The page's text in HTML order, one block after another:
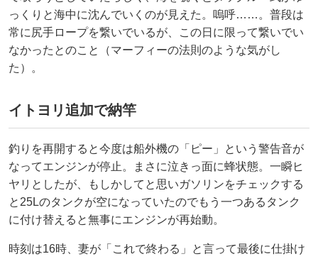
っくりと海中に沈んでいくのが見えた。嗚呼……。普段は
常に尻手ロープを繋いでいるが、この日に限って繋いでい
なかったとのこと（マーフィーの法則のような気がし
た）。
イトヨリ追加で納竿
釣りを再開すると今度は船外機の「ピー」という警告音が
なってエンジンが停止。まさに泣きっ面に蜂状態。一瞬ヒ
ヤリとしたが、もしかしてと思いガソリンをチェックする
と25Lのタンクが空になっていたのでもう一つあるタンク
に付け替えると無事にエンジンが再始動。
時刻は16時、妻が「これで終わる」と言って最後に仕掛け